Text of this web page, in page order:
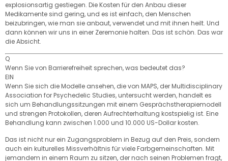
explosionsartig gestiegen. Die Kosten für den Anbau dieser
Medikamente sind gering, und es ist einfach, den Menschen
beizubringen, wie man sie anbaut, verwendet und mit ihnen heilt. Und
dann können wir uns in einer Zeremonie halten. Das ist schön. Das war
die Absicht.
Q
Wenn Sie von Barrierefreiheit sprechen, was bedeutet das?
EIN
Wenn Sie sich die Modelle ansehen, die von MAPS, der Multidisciplinary
Association for Psychedelic Studies, untersucht werden, handelt es
sich um Behandlungssitzungen mit einem Gesprächstherapiemodell
und strengen Protokollen, deren Aufrechterhaltung kostspielig ist. Eine
Behandlung kann zwischen 1.000 und 10.000 US-Dollar kosten.
Das ist nicht nur ein Zugangsproblem in Bezug auf den Preis, sondern
auch ein kulturelles Missverhältnis für viele Farbgemeinschaften. Mit
jemandem in einem Raum zu sitzen, der nach seinen Problemen fragt,